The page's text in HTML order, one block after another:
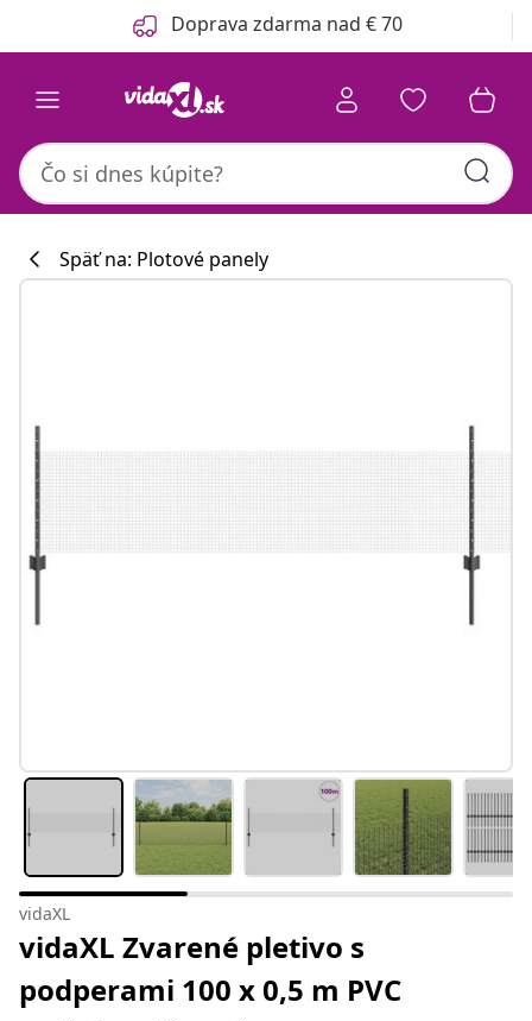
Predchádzajúce Doprava zdarma nad € 70
Späť na: Plotové panely
vidaXL
vidaXL Zvarené pletivo s
podperami 100 x 0,5 m PVC